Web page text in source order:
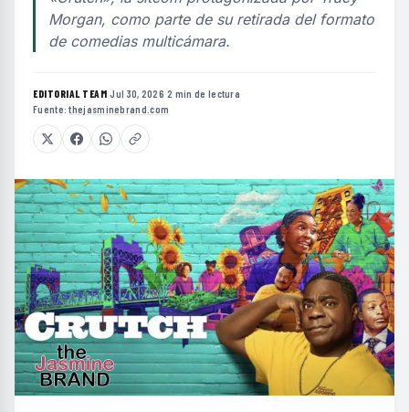
Morgan, como parte de su retirada del formato
de comedias multicámara.
EDITORIAL TEAM·Jul 30, 2026·2 min de lectura·
Fuente:thejasminebrand.com